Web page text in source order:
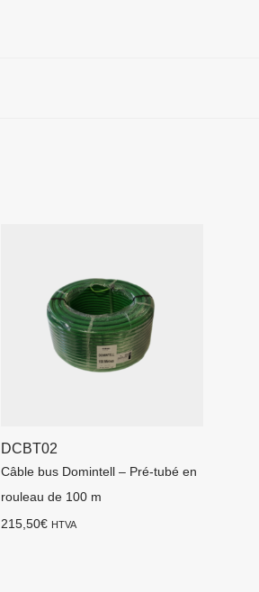
DCBT02
Câble bus Domintell – Pré-tubé en
rouleau de 100 m
215,50€ HTVA